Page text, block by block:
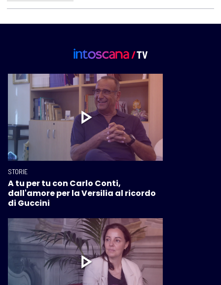
STORIE
A tu per tu con Carlo Conti,
dall'amore per la Versilia al ricordo
di Guccini